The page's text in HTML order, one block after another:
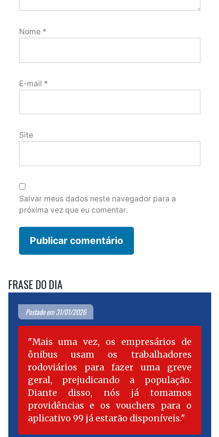
Nome *
E-mail *
Site
Salvar meus dados neste navegador para a
próxima vez que eu comentar.
FRASE DO DIA
Postado em 31/01/2026
Mais uma vez, os empresários de
ônibus usam os trabalhadores
rodoviários para fazer uma greve
geral, prejudicando a população.
Diante disso, nós já tomamos
providências e os vouchers para o
aplicativo 99 já estarão disponíveis.